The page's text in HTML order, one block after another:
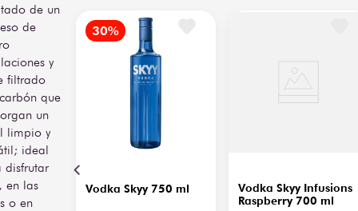
de un
de
y
filtrado
que
un
limpio y
ideal
disfrutar
en las
o en
Vodka Skyy 750 ml
Vodka Skyy Infusions
Raspberry 700 ml